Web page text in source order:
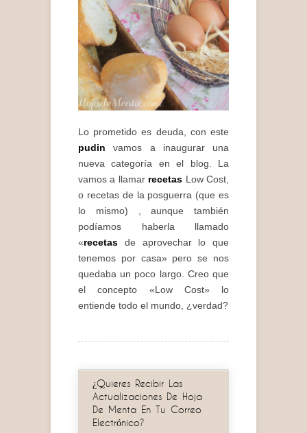
Lo prometido es deuda, con este
pudin vamos a inaugurar una
nueva categoría en el blog. La
vamos a llamar recetas Low Cost,
o recetas de la posguerra (que es
lo mismo) , aunque también
podíamos haberla llamado
«recetas de aprovechar lo que
tenemos por casa» pero se nos
quedaba un poco largo. Creo que
el concepto «Low Cost» lo
entiende todo el mundo, ¿verdad?
¿Quieres Recibir Las
Actualizaciones De Hoja
De Menta En Tu Correo
Electrónico?